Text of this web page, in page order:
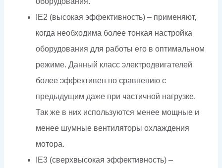
IE2 (высокая эффективность) – применяют,
когда необходима более тонкая настройка
оборудования для работы его в оптимальном
режиме. Данный класс электродвигателей
более эффективен по сравнению с
предыдущим даже при частичной нагрузке.
Так же в них используются менее мощные и
менее шумные вентиляторы охлаждения
мотора.
IE3 (сверхвысокая эффективность) –